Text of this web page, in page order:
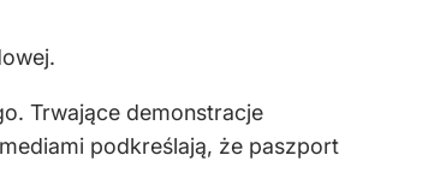
Trwające demonstracje
podkreślają, że paszport